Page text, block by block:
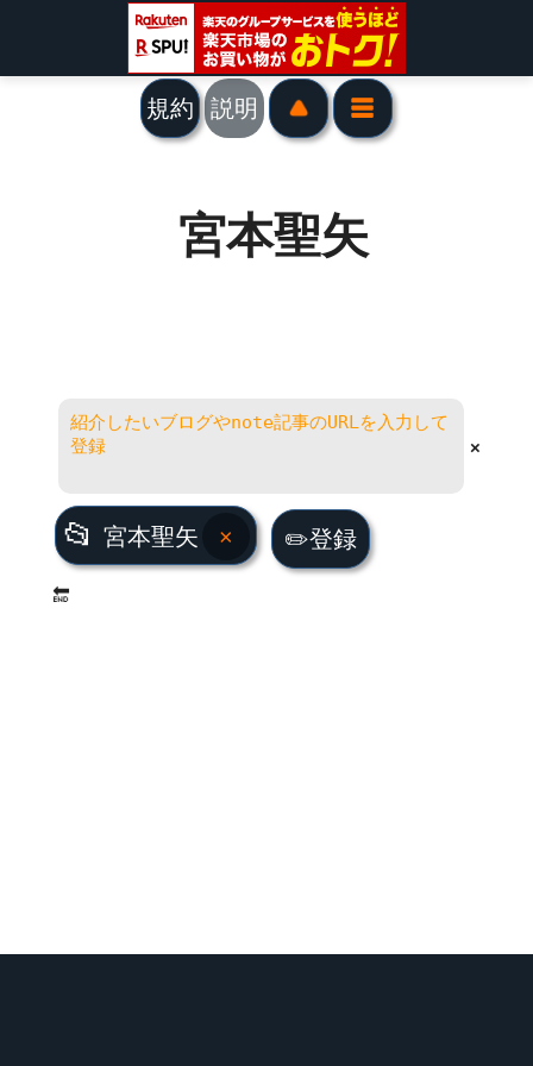
規約 説明
宮本聖矢
×
📂 宮本聖矢
× ✏️登録
🔚